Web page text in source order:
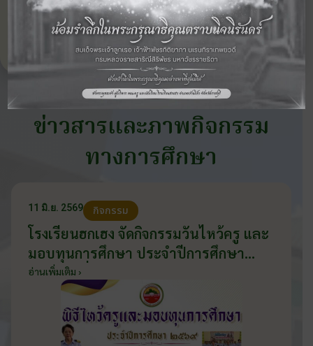
‹ กิจกรรม
ก่อนหน้า
ดูภาพกิจกรรม
อื่นๆ ในปี 2562
กิจกรรม
ถัดไป ›
ข่าวสารและภาพกิจกรรม
ทางการศึกษา
11 มิ.ย. 2569 กิจกรรม
โรงเรียนฮกเฮง จัดกิจกรรมวันไหว้ครู และ
มอบทุนการศึกษา ประจำปีการศึกษา
2569 วันที่ 11 มิถุนายน 2569
อ่านเพิ่มเติม ›